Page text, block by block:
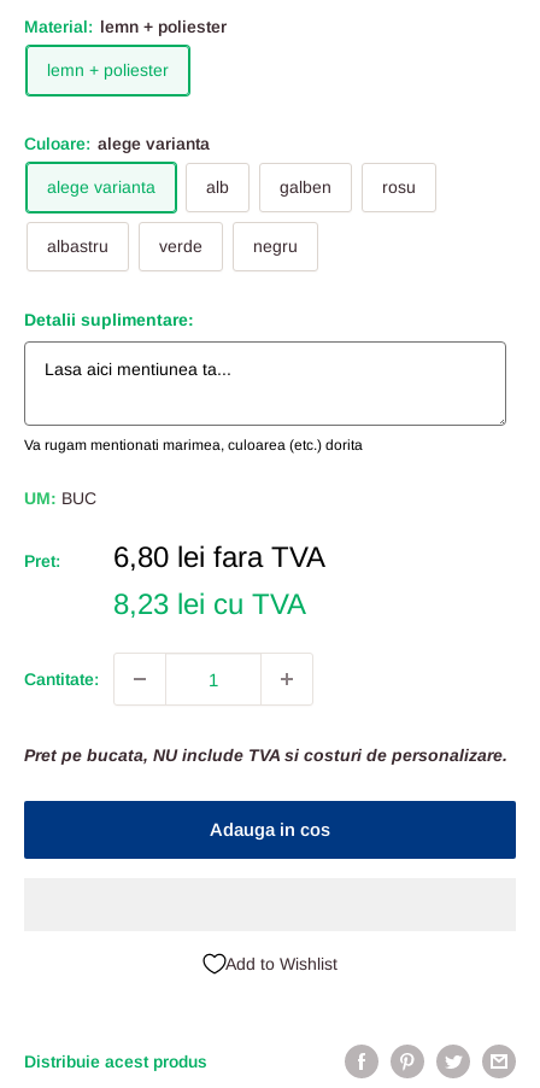
Material: lemn + poliester
lemn + poliester
Culoare: alege varianta
alege varianta alb galben rosu
albastru verde negru
Detalii suplimentare:
Va rugam mentionati marimea, culoarea (etc.) dorita
UM: BUC
Pret:
Pret
Redus
6,80 lei fara TVA
8,23 lei cu TVA
Cantitate:
Pret pe bucata, NU include TVA si costuri de personalizare.
Adauga in cos
Add to Wishlist
Distribuie acest produs